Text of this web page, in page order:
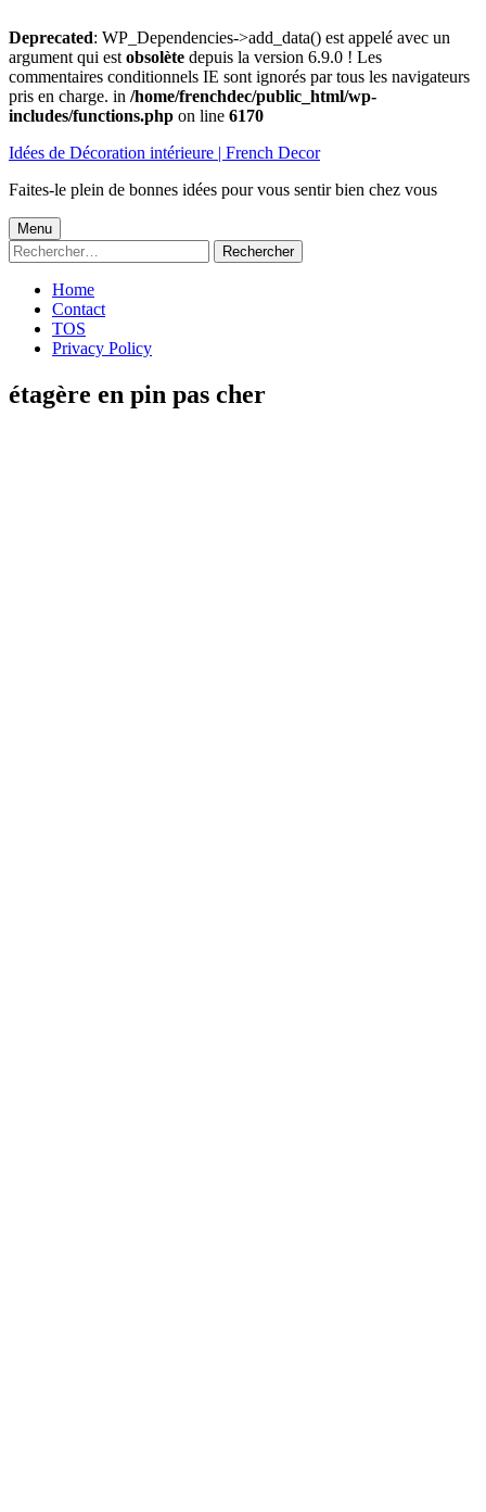
Deprecated: WP_Dependencies->add_data() est appelé avec un
argument qui est obsolète depuis la version 6.9.0 ! Les
commentaires conditionnels IE sont ignorés par tous les navigateurs
pris en charge. in /home/frenchdec/public_html/wp-
includes/functions.php on line 6170
au
Idées de Décoration intérieure | French Decor
Faites-le plein de bonnes idées pour vous sentir bien chez vous
Menu
principal
Menu
Rechercher :
Home
Contact
TOS
Privacy Policy
étagère en pin pas cher